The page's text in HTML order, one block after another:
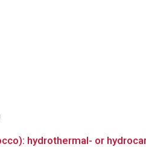
hydrothermal- or